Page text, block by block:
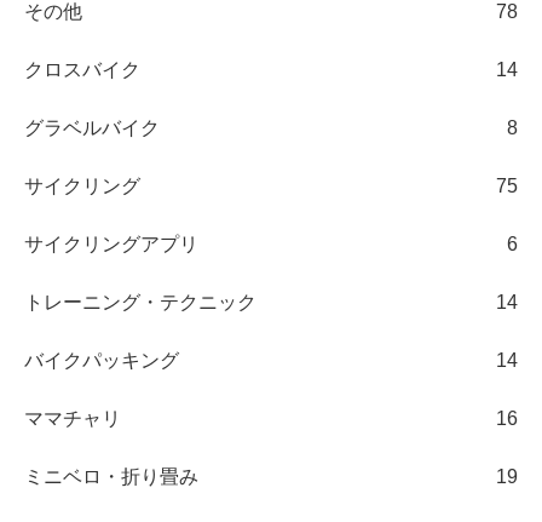
その他 78
クロスバイク 14
グラベルバイク 8
サイクリング 75
サイクリングアプリ 6
トレーニング・テクニック 14
バイクパッキング 14
ママチャリ 16
ミニベロ・折り畳み 19